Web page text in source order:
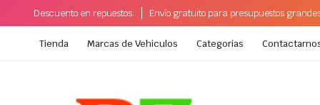
Descuento en repuestos. Envío gratuito para presupuestos
Tienda Marcas de Vehiculos Categorias